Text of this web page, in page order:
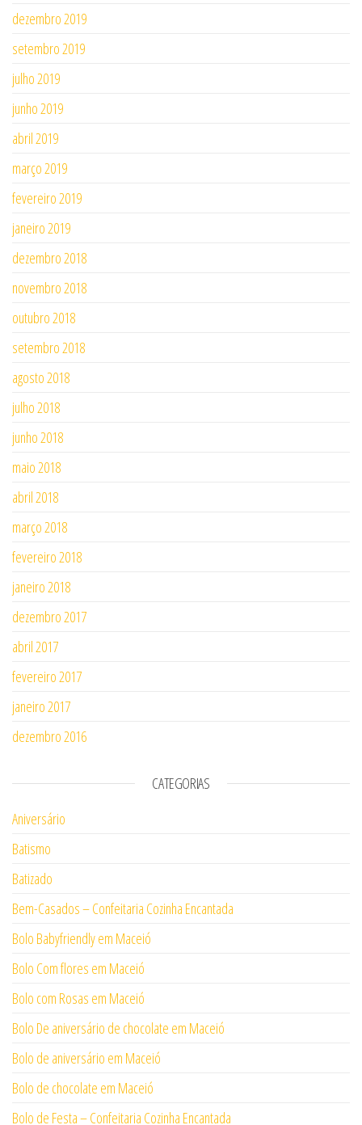
dezembro 2019
setembro 2019
julho 2019
junho 2019
abril 2019
março 2019
fevereiro 2019
janeiro 2019
dezembro 2018
novembro 2018
outubro 2018
setembro 2018
agosto 2018
julho 2018
junho 2018
maio 2018
abril 2018
março 2018
fevereiro 2018
janeiro 2018
dezembro 2017
abril 2017
fevereiro 2017
janeiro 2017
dezembro 2016
CATEGORIAS
Aniversário
Batismo
Batizado
Bem-Casados – Confeitaria Cozinha Encantada
Bolo Babyfriendly em Maceió
Bolo Com flores em Maceió
Bolo com Rosas em Maceió
Bolo De aniversário de chocolate em Maceió
Bolo de aniversário em Maceió
Bolo de chocolate em Maceió
Bolo de Festa – Confeitaria Cozinha Encantada